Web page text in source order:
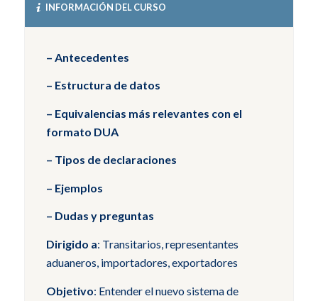
INFORMACIÓN DEL CURSO
– Antecedentes
– Estructura de datos
– Equivalencias más relevantes con el
formato DUA
– Tipos de declaraciones
– Ejemplos
– Dudas y preguntas
Dirigido a: Transitarios, representantes
aduaneros, importadores, exportadores
Objetivo: Entender el nuevo sistema de